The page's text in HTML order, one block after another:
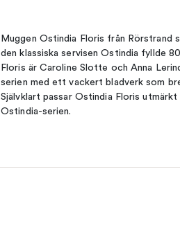
Muggen Ostindia Floris från Rörstrand
den klassiska servisen Ostindia fyllde
Floris är Caroline Slotte och Anna
serien med ett vackert bladverk som
Självklart passar Ostindia Floris
Ostindia-serien.